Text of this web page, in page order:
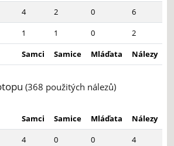
4 2 0
6
1 1 0
2
Samci
Samice Mláďata Nálezy
(368 použitých nálezů)
Samci Samice Mláďata
Nálezy
4 0 0
4